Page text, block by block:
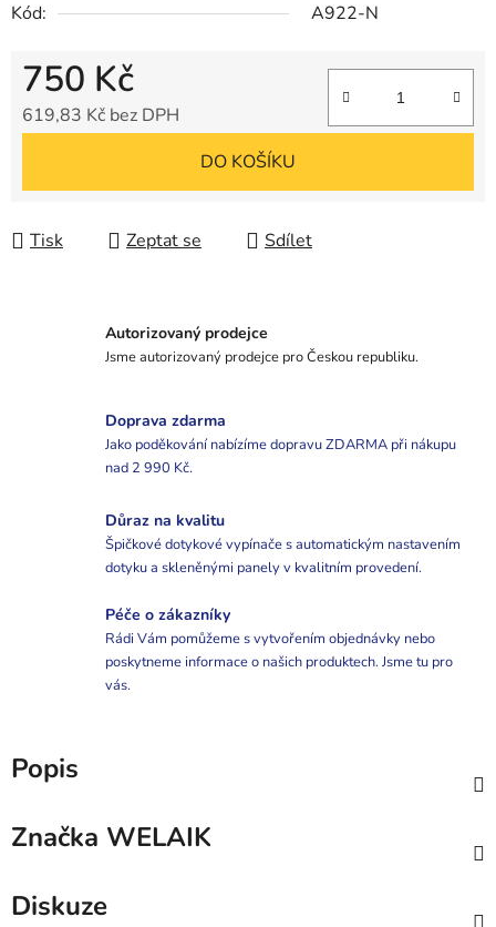
Kód:
A922-N
750 Kč
619,83 Kč bez DPH
DO KOŠÍKU
Tisk Zeptat se Sdílet
Autorizovaný prodejce
Jsme autorizovaný prodejce pro Českou republiku.
Doprava zdarma
Jako poděkování nabízíme dopravu ZDARMA při nákupu
nad 2 990 Kč.
Důraz na kvalitu
Špičkové dotykové vypínače s automatickým nastavením
dotyku a skleněnými panely v kvalitním provedení.
Péče o zákazníky
Rádi Vám pomůžeme s vytvořením objednávky nebo
poskytneme informace o našich produktech. Jsme tu pro
vás.
Popis
Značka WELAIK
Diskuze